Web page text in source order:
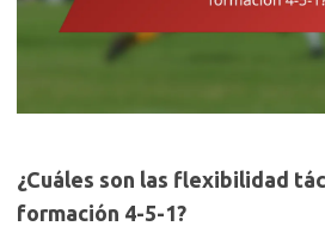
¿Cuáles son las flexibilidad
formación 4-5-1?